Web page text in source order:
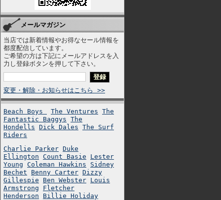
メールマガジン
当店では新着情報やお得なセール情報を
都度配信しています。
ご希望の方は下記にメールアドレスを入
力し登録ボタンを押して下さい。
変更・解除・お知らせはこちら >>
Beach Boys The Ventures The
Fantastic Baggys The
Hondells Dick Dales The Surf
Riders
Charlie Parker Duke
Ellington Count Basie
Lester
Young Coleman Hawkins
Sidney
Bechet
Benny Carter Dizzy
Gillespie
Ben Webster Louis
Armstrong
Fletcher
Henderson
Billie Holiday